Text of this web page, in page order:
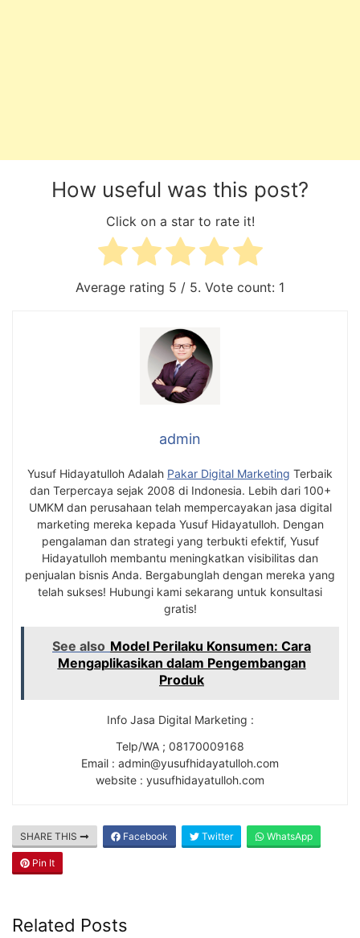
How useful was this post?
Click on a star to rate it!
Average rating 5 / 5. Vote count: 1
admin
Yusuf Hidayatulloh Adalah Pakar Digital Marketing Terbaik
dan Terpercaya sejak 2008 di Indonesia. Lebih dari 100+
UMKM dan perusahaan telah mempercayakan jasa digital
marketing mereka kepada Yusuf Hidayatulloh. Dengan
pengalaman dan strategi yang terbukti efektif, Yusuf
Hidayatulloh membantu meningkatkan visibilitas dan
penjualan bisnis Anda. Bergabunglah dengan mereka yang
telah sukses! Hubungi kami sekarang untuk konsultasi
gratis!
See also Model Perilaku Konsumen: Cara
Mengaplikasikan dalam Pengembangan
Produk
Info Jasa Digital Marketing :
Telp/WA ; 08170009168
Email : admin@yusufhidayatulloh.com
website : yusufhidayatulloh.com
SHARE THIS Facebook Twitter WhatsApp
Pin It
Related Posts